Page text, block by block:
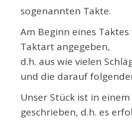
sogenannten Takte.
Am Beginn eines
Taktart angegeben,
d.h. aus wie vielen
und die darauf
Unser Stück ist in
geschrieben, d.h. es